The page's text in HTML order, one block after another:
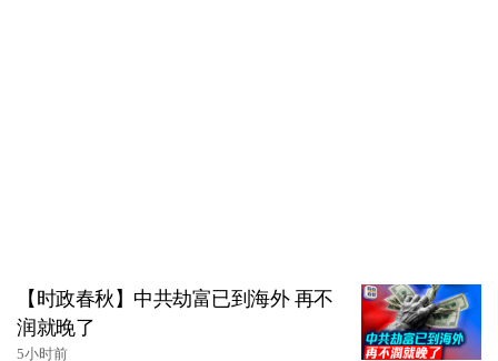
【时政春秋】中共劫富已到海外 再不
润就晚了
5小时前